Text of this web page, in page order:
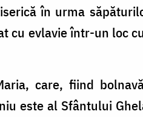
în urma
cu evlavie într-un loc
care, fiind
este al Sfântului